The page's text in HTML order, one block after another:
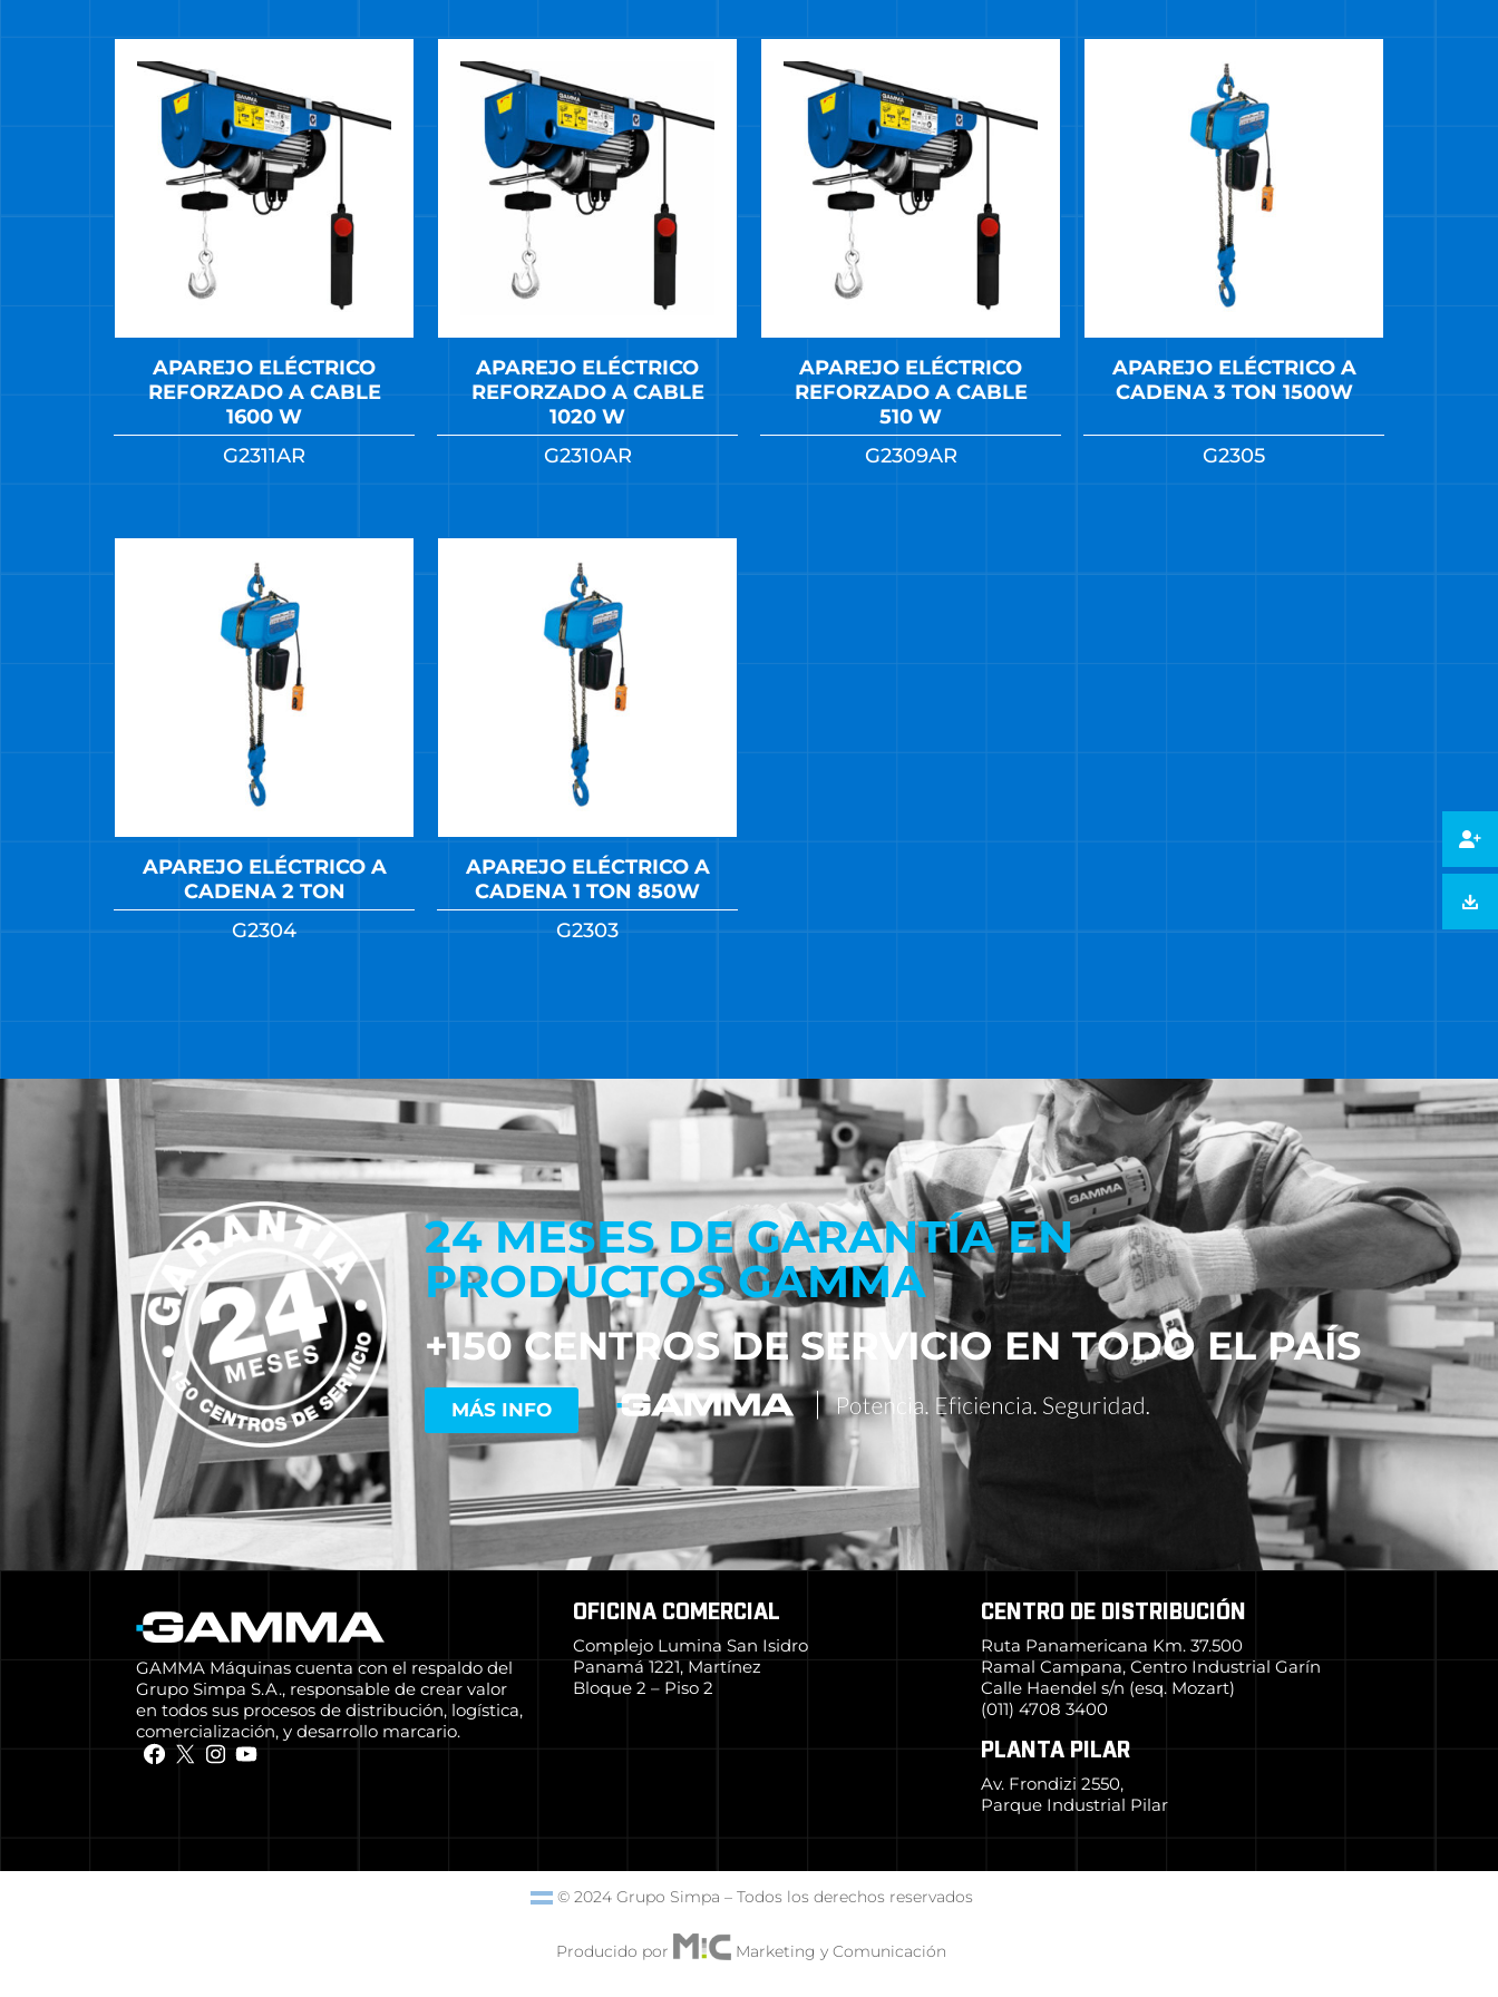
APAREJO ELÉCTRICO
REFORZADO A CABLE
1600 W
G2311AR
APAREJO ELÉCTRICO
REFORZADO A CABLE
1020 W
G2310AR
APAREJO ELÉCTRICO
REFORZADO A CABLE
510 W
G2309AR
APAREJO ELÉCTRICO A
CADENA 3 TON 1500W
G2305
APAREJO ELÉCTRICO A
CADENA 2 TON
G2304
APAREJO ELÉCTRICO A
CADENA 1 TON 850W
G2303
24 MESES DE GARANTÍA EN
PRODUCTOS GAMMA
+150 CENTROS DE SERVICIO EN TODO EL PAÍS
MÁS INFO
GAMMA Máquinas cuenta con el respaldo del
Grupo Simpa S.A., responsable de crear valor
en todos sus procesos de distribución, logística,
comercialización, y desarrollo marcario.
OFICINA COMERCIAL
Complejo Lumina San Isidro
Panamá 1221, Martínez
Bloque 2 – Piso 2
CENTRO DE DISTRIBUCIÓN
Ruta Panamericana Km. 37.500
Ramal Campana, Centro Industrial Garín
Calle Haendel s/n (esq. Mozart)
(011) 4708 3400
PLANTA PILAR
Av. Frondizi 2550,
Parque Industrial Pilar
© 2024 Grupo Simpa – Todos los derechos reservados
Producido por Marketing y Comunicación